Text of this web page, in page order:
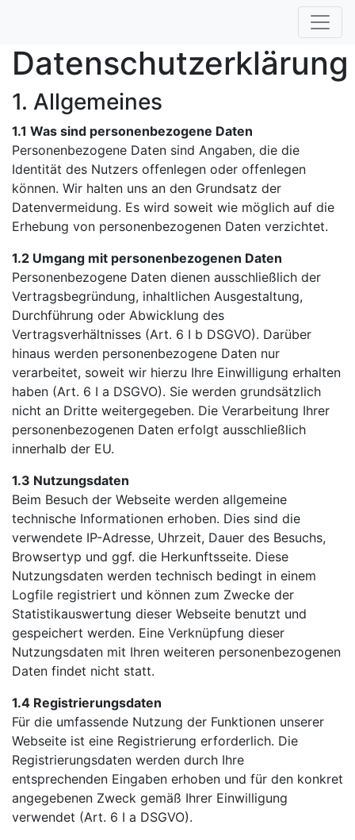
Datenschutzerklärung
1. Allgemeines
1.1 Was sind personenbezogene Daten
Personenbezogene Daten sind Angaben, die die
Identität des Nutzers offenlegen oder offenlegen
können. Wir halten uns an den Grundsatz der
Datenvermeidung. Es wird soweit wie möglich auf die
Erhebung von personenbezogenen Daten verzichtet.
1.2 Umgang mit personenbezogenen Daten
Personenbezogene Daten dienen ausschließlich der
Vertragsbegründung, inhaltlichen Ausgestaltung,
Durchführung oder Abwicklung des
Vertragsverhältnisses (Art. 6 I b DSGVO). Darüber
hinaus werden personenbezogene Daten nur
verarbeitet, soweit wir hierzu Ihre Einwilligung erhalten
haben (Art. 6 I a DSGVO). Sie werden grundsätzlich
nicht an Dritte weitergegeben. Die Verarbeitung Ihrer
personenbezogenen Daten erfolgt ausschließlich
innerhalb der EU.
1.3 Nutzungsdaten
Beim Besuch der Webseite werden allgemeine
technische Informationen erhoben. Dies sind die
verwendete IP-Adresse, Uhrzeit, Dauer des Besuchs,
Browsertyp und ggf. die Herkunftsseite. Diese
Nutzungsdaten werden technisch bedingt in einem
Logfile registriert und können zum Zwecke der
Statistikauswertung dieser Webseite benutzt und
gespeichert werden. Eine Verknüpfung dieser
Nutzungsdaten mit Ihren weiteren personenbezogenen
Daten findet nicht statt.
1.4 Registrierungsdaten
Für die umfassende Nutzung der Funktionen unserer
Webseite ist eine Registrierung erforderlich. Die
Registrierungsdaten werden durch Ihre
entsprechenden Eingaben erhoben und für den konkret
angegebenen Zweck gemäß Ihrer Einwilligung
verwendet (Art. 6 I a DSGVO).